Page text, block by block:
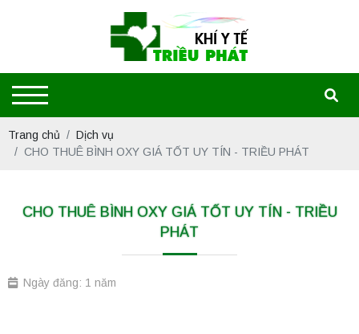
Trang chủ
Dịch vụ
CHO THUÊ BÌNH OXY GIÁ TỐT UY TÍN - TRIỀU PHÁT
CHO THUÊ BÌNH OXY GIÁ TỐT UY TÍN - TRIỀU
PHÁT
Ngày đăng: 1 năm